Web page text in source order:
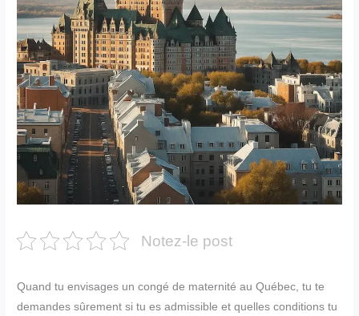
Notez-le post
Quand tu envisages un congé de maternité au Québec, tu te
demandes sûrement si tu es admissible et quelles conditions tu